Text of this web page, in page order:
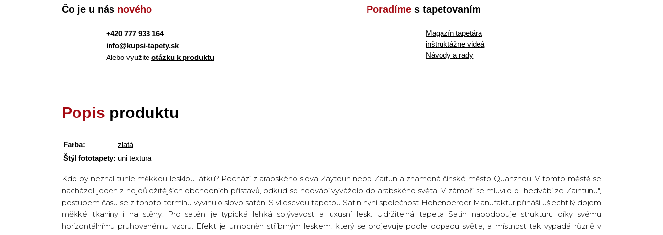
Čo je u nás nového
+420 777 933 164
info@kupsi-tapety.sk
Alebo využite otázku k produktu
Poradíme s tapetovaním
Magazín tapetára
inštruktážne videá
Návody a rady
Popis produktu
Farba:
zlatá
Štýl fototapety: uni textura
Kdo by neznal tuhle měkkou lesklou látku? Pochází z arabského slova Zaytoun nebo Zaitun a znamená čínské město Quanzhou. V tomto městě se
nacházel jeden z nejdůležitějších obchodních přístavů, odkud se hedvábí vyváželo do arabského světa. V zámoří se mluvilo o "hedvábí ze Zaintunu",
postupem času se z tohoto termínu vyvinulo slovo satén. S vliesovou tapetou Satin nyní společnost Hohenberger Manufaktur přináší ušlechtilý dojem
měkké tkaniny i na stěny. Pro satén je typická lehká splývavost a luxusní lesk. Udržitelná tapeta Satin napodobuje strukturu díky svému
horizontálnímu pruhovanému vzoru. Efekt je umocněn stříbrným leskem, který se projevuje podle dopadu světla, a místnost tak vypadá různě v